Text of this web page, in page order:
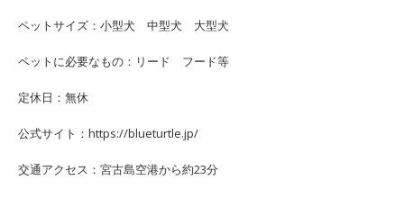
ペットサイズ：小型犬 中型犬 大型犬
ペットに必要なもの：リード フード等
定休日：無休
公式サイト：https://blueturtle.jp/
交通アクセス：宮古島空港から約23分